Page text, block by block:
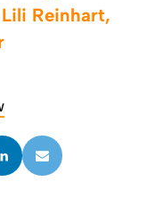
Reinhart,